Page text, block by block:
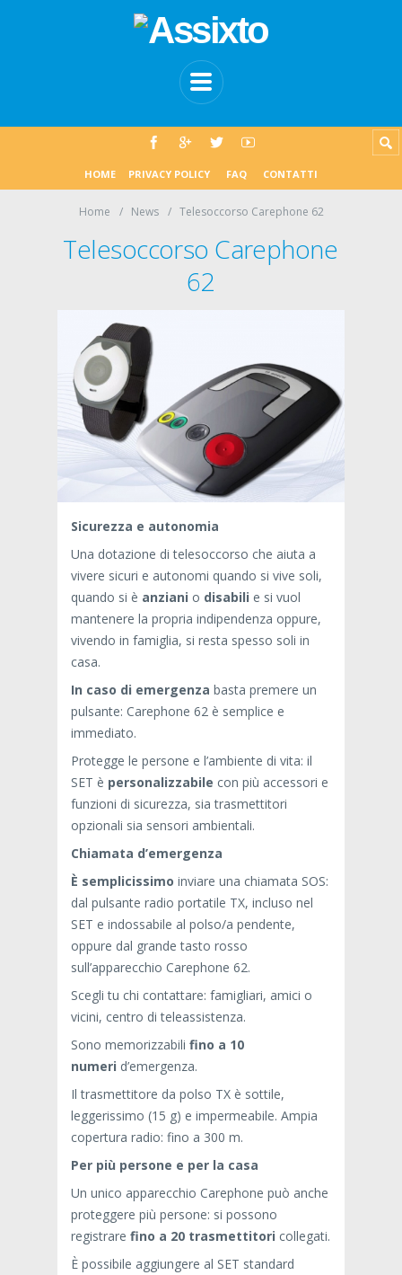
HOME PRIVACY POLICY FAQ CONTATTI
Home News Telesoccorso Carephone 62
Telesoccorso Carephone
62
Sicurezza e autonomia
Una dotazione di telesoccorso che aiuta a
vivere sicuri e autonomi quando si vive soli,
quando si è anziani o disabili e si vuol
mantenere la propria indipendenza oppure,
vivendo in famiglia, si resta spesso soli in
casa.
In caso di emergenza basta premere un
pulsante: Carephone 62 è semplice e
immediato.
Protegge le persone e l’ambiente di vita: il
SET è personalizzabile con più accessori e
funzioni di sicurezza, siatrasmettitori
opzionali sia sensori ambientali.
Chiamata d’emergenza
È semplicissimo inviare una chiamata SOS:
dal pulsante radio portatile TX, incluso nel
SET e indossabile al polso/a pendente,
oppure dal grande tasto rosso
sull’apparecchio Carephone 62.
Scegli tu chi contattare: famigliari, amici o
vicini, centro di teleassistenza.
Sono memorizzabili fino a 10
numeri d’emergenza.
Il trasmettitore da polso TX è sottile,
leggerissimo (15 g) e impermeabile. Ampia
copertura radio: fino a 300 m.
Per più persone e per la casa
Un unico apparecchio Carephone può anche
proteggere più persone: si possono
registrare fino a 20 trasmettitori collegati.
È possibile aggiungere al SET standard